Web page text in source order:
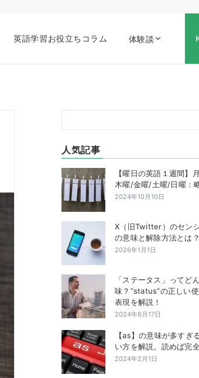
英語学習お役立ちコラム 体験談
人気記事
【曜日の英語１週間】
木曜/金曜/土曜/日曜：
2024年10月10日
X（旧Twitter）のセン
の意味と解除方法とは？
2026年1月1日
「ステータス」ってど
味？”status”の正しい
表現を解説！
2024年6月17日
【as】の意味が多すぎ
い方を解説。読めば完
2024年2月1日